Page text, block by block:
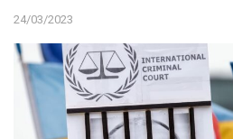
24/03/2023